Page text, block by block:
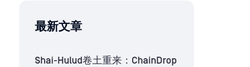
最新文章
Shai-Hulud卷土重来：ChainDrop